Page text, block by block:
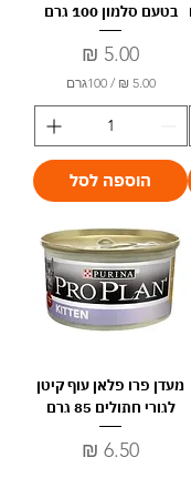
בטעם סלמון 100 גרם
מחיר
‏5.00 ‏₪
/100גרם
5
‏
₪
ל
-
1
0
0
ג
הוספה לסל
מעדן פרו פלאן עוף קיטן
לגורי חתולים 85 גרם
מחיר